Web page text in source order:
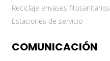
Reciclaje envases fitosanitarios
Estaciones de servicio
COMUNICACIÓN